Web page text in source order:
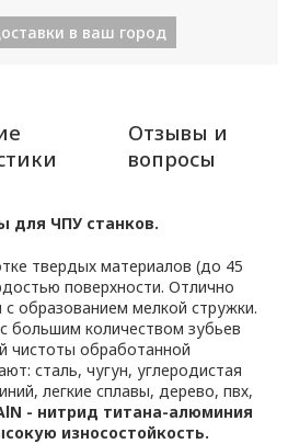
в ваш город
Отзывы и
вопросы
для ЧПУ станков.
твердых материалов (до 45
поверхности. Отлично
образованием мелкой стружки.
большим количеством зубьев
чистоты обработанной
сталь, чугун, углеродистая
легкие сплавы, дерево, пвх,
- нитрид титана-алюминия
износостойкость.